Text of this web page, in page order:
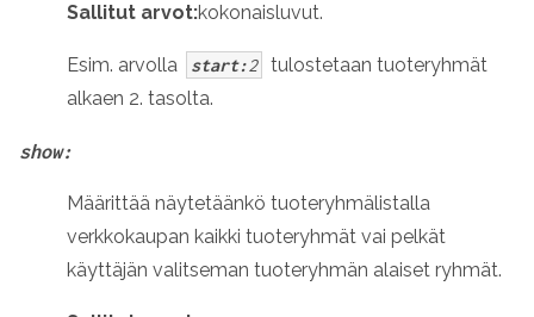
Sallitut arvot:kokonaisluvut.
Esim. arvolla start:2
tulostetaan tuoteryhmät
alkaen 2. tasolta.
show:
Määrittää näytetäänkö tuoteryhmälistalla
verkkokaupan kaikki tuoteryhmät vai pelkät
käyttäjän valitseman tuoteryhmän alaiset ryhmät.